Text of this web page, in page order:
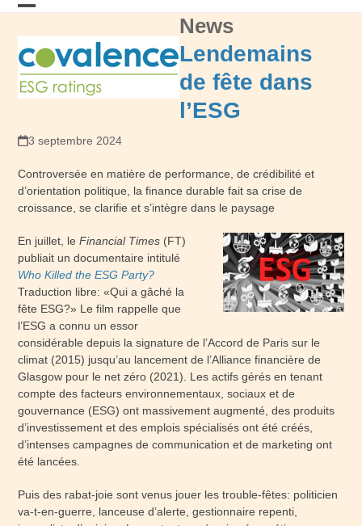
Skip
mobile
menu
mobile
menu
News
Lendemains
de fête dans
l’ESG
3 septembre 2024
Controversée en matière de performance, de crédibilité et
d’orientation politique, la finance durable fait sa crise de
croissance, se clarifie et s’intègre dans le paysage
En juillet, leFinancial Times (FT)
publiait un documentaire intitulé
Who Killed the ESG Party?
Traduction libre: «Qui a gâché la
fête ESG?» Le film rappelle que
l’ESG a connu un essor
considérable depuis la signature de l’Accord de Paris sur le
climat (2015) jusqu’au lancement de l’Alliance financière de
Glasgow pour le net zéro (2021). Les actifs gérés en tenant
compte des facteurs environnementaux, sociaux et de
gouvernance (ESG) ont massivement augmenté, des produits
d’investissement et des emplois spécialisés ont été créés,
d’intenses campagnes de communication et de marketing ont
été lancées.
Puis des rabat-joie sont venus jouer les trouble-fêtes: politicien
va-t-en-guerre, lanceuse d’alerte, gestionnaire repenti,